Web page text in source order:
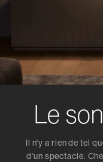
Le
Il n'y a rien de tel
d'un spectacle.